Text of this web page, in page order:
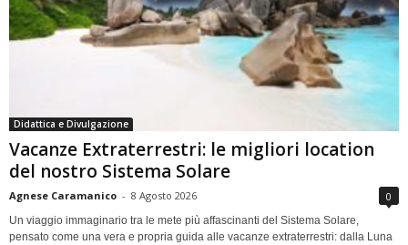
Didattica e Divulgazione
Vacanze Extraterrestri: le migliori location
del nostro Sistema Solare
Agnese Caramanico - 8 Agosto 2026 0
Un viaggio immaginario tra le mete più affascinanti del Sistema Solare,
pensato come una vera e propria guida alle vacanze extraterrestri: dalla Luna